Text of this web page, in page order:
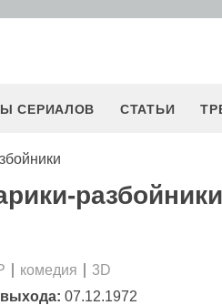
СЕРИАЛОВ СТАТЬИ
комедия
3D
07.12.1972